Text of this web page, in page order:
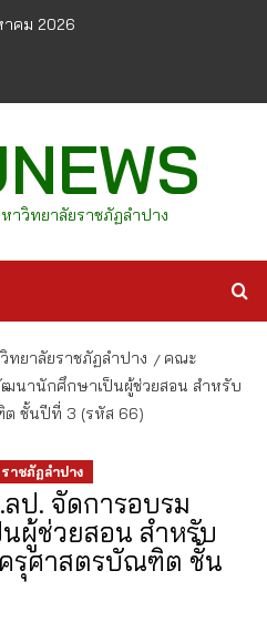
าคม 2026
าวิทยาลัยราชภัฏลำปาง
ทยาลัยราชภัฏลำปาง
คณะ
นานักศึกษาเป็นผู้ช่วยสอน สำหรับ
ชั้นปีที่ 3 (รหัส 66)
าชภัฏลำปาง
ป. จัดการอบรม
ผู้ช่วยสอน สำหรับ
รุศาสตรบัณฑิต ชั้น